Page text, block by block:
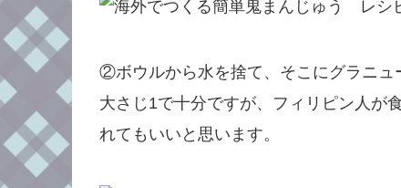
②ボウルから水を捨て、そこにグラニュ
大さじ1で十分ですが、フィリピン人が
れてもいいと思います。